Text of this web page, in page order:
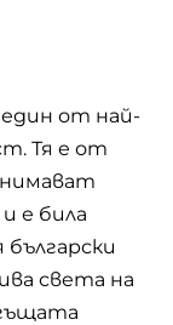
един от най-
Тя е от
е била
света на